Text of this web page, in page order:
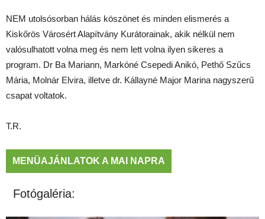
NEM utolsósorban hálás köszönet és minden elismerés a
Kiskőrös Városért Alapítvány Kurátorainak, akik nélkül nem
valósulhatott volna meg és nem lett volna ilyen sikeres a
program. Dr Ba Mariann, Markóné Csepedi Anikó, Pethő Szűcs
Mária, Molnár Elvira, illetve dr. Kállayné Major Marina nagyszerű
csapat voltatok.
T.R.
MENÜAJÁNLATOK A MAI NAPRA
Fotógaléria: